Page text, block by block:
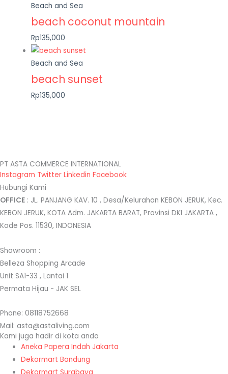
Beach and Sea
beach coconut mountain
Rp135,000
Beach and Sea
beach sunset
Rp135,000
PT ASTA COMMERCE INTERNATIONAL
Instagram Twitter Linkedin Facebook
Hubungi Kami
OFFICE : JL. PANJANG KAV. 10 , Desa/Kelurahan KEBON JERUK, Kec.
KEBON JERUK, KOTA Adm. JAKARTA BARAT, Provinsi DKI JAKARTA ,
Kode Pos. 11530, INDONESIA
Showroom :
Belleza Shopping Arcade
Unit SA1-33 , Lantai 1
Permata Hijau - JAK SEL
Phone: 08118752668
Mail: asta@astaliving.com
Kami juga hadir di kota anda
Aneka Papera Indah Jakarta
Dekormart Bandung